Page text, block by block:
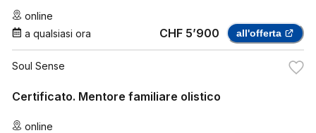
online
a qualsiasi ora
CHF 5’900 all'offerta
Soul Sense
Certificato. Mentore familiare olistico
online